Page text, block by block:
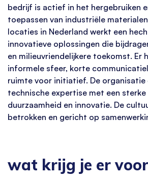
bedrijf is actief in het hergebruiken
toepassen van industriële
locaties in Nederland werkt een
innovatieve oplossingen die
en milieuvriendelijkere toekomst. Er
informele sfeer, korte
ruimte voor initiatief. De
technische expertise met een
duurzaamheid en innovatie. De
betrokken en gericht op
wat krijg je er